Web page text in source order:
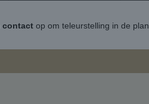
contactop om teleurstelling in de